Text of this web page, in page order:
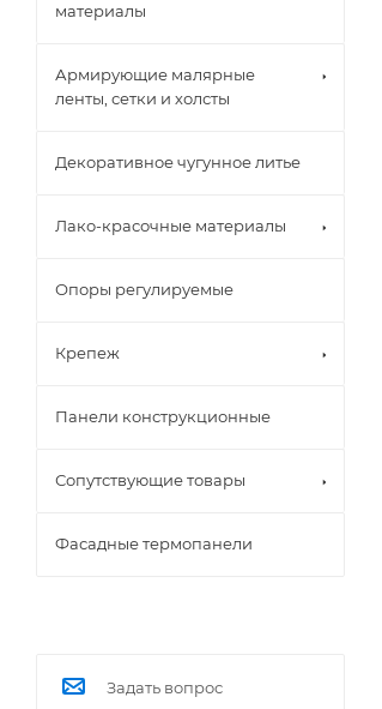
материалы
Армирующие малярные
ленты, сетки и холсты
Декоративное чугунное литье
Лако-красочные материалы
Опоры регулируемые
Крепеж
Панели конструкционные
Сопутствующие товары
Фасадные термопанели
Задать вопрос